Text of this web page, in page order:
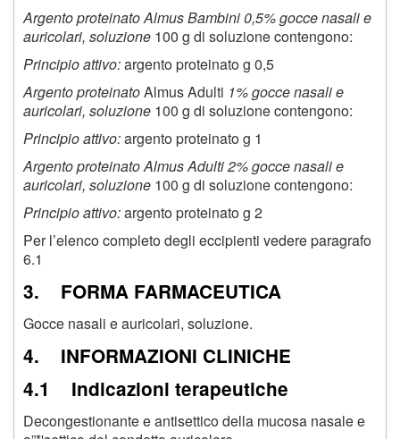
Argento proteinato Almus Bambini 0,5% gocce nasali e
auricolari, soluzione 100 g di soluzione contengono:
Principio attivo:argento proteinato g 0,5
Argento proteinatoAlmus Adulti 1% gocce nasali e
auricolari, soluzione 100 g di soluzione contengono:
Principio attivo:argento proteinato g 1
Argento proteinato Almus Adulti 2% gocce nasali e
auricolari, soluzione 100 g di soluzione contengono:
Principio attivo:argento proteinato g 2
Per l’elenco completo degli eccipienti vedere paragrafo
6.1
3. FORMA FARMACEUTICA
Gocce nasali e auricolari, soluzione.
4. INFORMAZIONI CLINICHE
4.1 Indicazioni terapeutiche
Decongestionante e antisettico della mucosa nasale e